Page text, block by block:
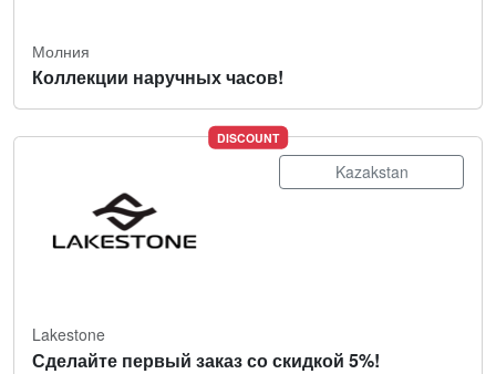
Молния
Коллекции наручных часов!
DISCOUNT
Kazakstan
Lakestone
Сделайте первый заказ со скидкой 5%!